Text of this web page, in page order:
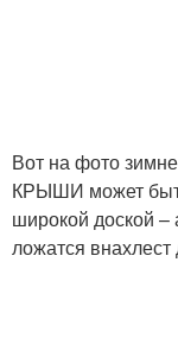
Вот на фото
КРЫШИ может
широкой доской
ложатся внахлест